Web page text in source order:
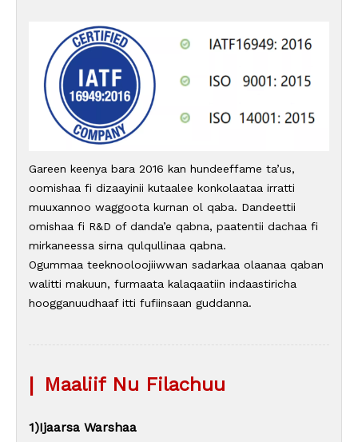
Gareen keenya bara 2016 kan hundeeffame ta’us,
oomishaa fi dizaayinii kutaalee konkolaataa irratti
muuxannoo waggoota kurnan ol qaba. Dandeettii
omishaa fi R&D of danda’e qabna, paatentii dachaa fi
mirkaneessa sirna qulqullinaa qabna.
Ogummaa teeknooloojiiwwan sadarkaa olaanaa qaban
walitti makuun, furmaata kalaqaatiin indaastiricha
hoogganuudhaaf itti fufiinsaan guddanna.
| Maaliif Nu Filachuu
1)Ijaarsa Warshaa